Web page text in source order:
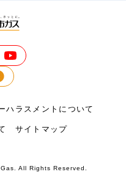
ハラスメントについて
サイトマップ
All Rights Reserved.